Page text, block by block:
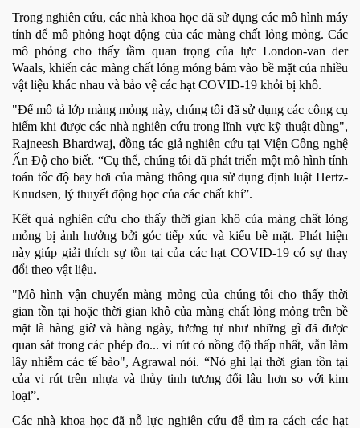
Trong nghiên cứu, các nhà khoa học đã sử dụng các mô hình máy
tính để mô phỏng hoạt động của các màng chất lỏng mỏng. Các
mô phỏng cho thấy tầm quan trọng của lực London-van der
Waals, khiến các màng chất lỏng mỏng bám vào bề mặt của nhiều
vật liệu khác nhau và bảo vệ các hạt COVID-19 khỏi bị khô.
"Để mô tả lớp màng mỏng này, chúng tôi đã sử dụng các công cụ
hiếm khi được các nhà nghiên cứu trong lĩnh vực kỹ thuật dùng",
Rajneesh Bhardwaj, đồng tác giả nghiên cứu tại Viện Công nghệ
Ấn Độ cho biết. “Cụ thể, chúng tôi đã phát triển một mô hình tính
toán tốc độ bay hơi của màng thông qua sử dụng định luật Hertz-
Knudsen, lý thuyết động học của các chất khí”.
Kết quả nghiên cứu cho thấy thời gian khô của màng chất lỏng
mỏng bị ảnh hưởng bởi góc tiếp xúc và kiểu bề mặt. Phát hiện
này giúp giải thích sự tồn tại của các hạt COVID-19 có sự thay
đổi theo vật liệu.
"Mô hình vận chuyển màng mỏng của chúng tôi cho thấy thời
gian tồn tại hoặc thời gian khô của màng chất lỏng mỏng trên bề
mặt là hàng giờ và hàng ngày, tương tự như những gì đã được
quan sát trong các phép đo... vi rút có nồng độ thấp nhất, vẫn làm
lây nhiễm các tế bào", Agrawal nói. “Nó ghi lại thời gian tồn tại
của vi rút trên nhựa và thủy tinh tương đối lâu hơn so với kim
loại”.
Các nhà khoa học đã nỗ lực nghiên cứu để tìm ra cách các hạt